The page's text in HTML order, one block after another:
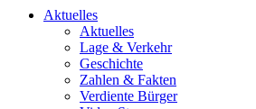
Aktuelles
Aktuelles
Lage & Verkehr
Geschichte
Zahlen & Fakten
Verdiente Bürger